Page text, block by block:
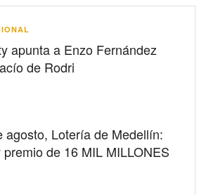
apunta a Enzo Fernández
de Rodri
agosto, Lotería de Medellín:
premio de 16 MIL MILLONES